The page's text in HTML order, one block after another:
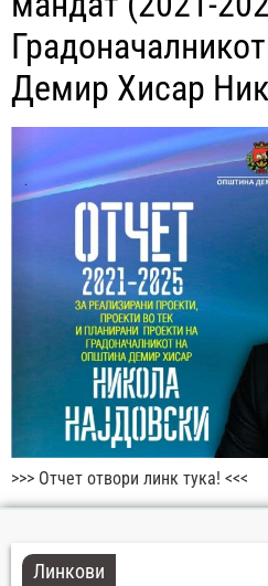
Демир Хисар
>>> Отчет отвори линк тука! <<<
Линкови